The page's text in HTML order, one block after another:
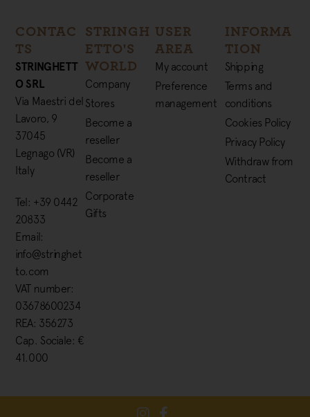
CONTAC
TS
STRINGHETT
O SRL
Via Maestri del
Lavoro, 9
37045
Legnago (VR)
Italy
Tel: +39 0442
20833
Email:
info@stringhet
to.com
VAT number:
03678600234
REA: 356273
Cap. Sociale: €
41.000
STRINGH
ETTO'S
WORLD
Company
Stores
Become a
reseller
Become a
reseller
Corporate
Gifts
USER
AREA
My account
Preference
management
INFORMA
TION
Shipping
Terms and
conditions
Cookies Policy
Privacy Policy
Withdraw from
Contract